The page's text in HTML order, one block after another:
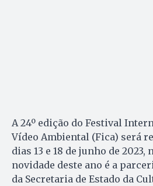
A 24º edição do Festival
Vídeo Ambiental (Fica) será
dias 13 e 18 de junho de 2023,
novidade deste ano é a
da Secretaria de Estado da